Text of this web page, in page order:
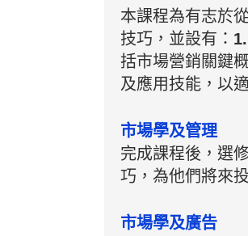
本課程為有志於
技巧，並設有：
括市場營銷關鍵
及應用技能，以
市場學及管理
完成課程後，選
巧，為他們將來
市場學及廣告